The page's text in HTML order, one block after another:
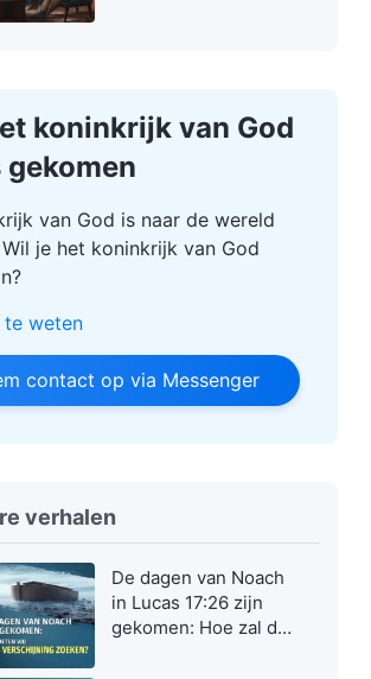
koninkrijk van God
gekomen
van God is naar de wereld
je het koninkrijk van God
te weten
contact op via Messenger
verhalen
De dagen van Noach
in Lucas 17:26 zijn
gekomen: Hoe zal de